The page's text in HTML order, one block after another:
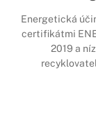
Energetická
certifikátmi
2019 a